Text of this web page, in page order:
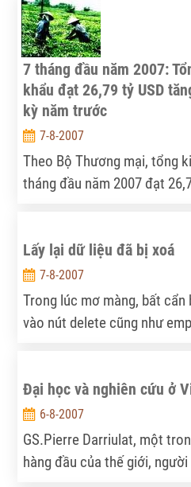
cơ giới hoá".
7 tháng đầu năm 2007:
khẩu đạt 26,79 tỷ USD
kỳ năm trước
7-8-2007
Theo Bộ Thương mại, tổng
tháng đầu năm 2007 đạt
Lấy lại dữ liệu đã bị xoá
7-8-2007
Trong lúc mơ màng, bất
vào nút delete cũng như
hiện như sau:
Đại học và nghiên cứu ở
6-8-2007
GS.Pierre Darriulat, một
hàng đầu của thế giới,